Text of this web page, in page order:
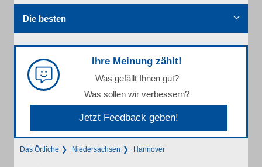
Die besten
Ihre Meinung zählt!
Was gefällt Ihnen gut?
Was sollen wir verbessern?
Jetzt Feedback geben!
Das Örtliche Niedersachsen Hannover